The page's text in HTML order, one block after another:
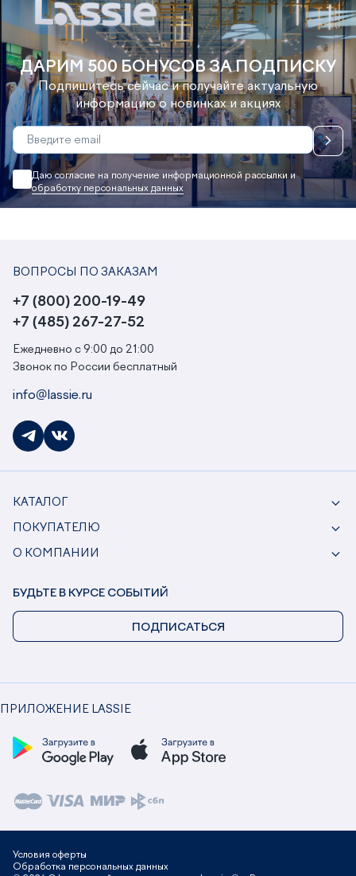
ДАРИМ 500 БОНУСОВ ЗА ПОДПИСКУ
Подпишитесь сейчас и получайте актуальную
информацию о новинках и акциях
Даю согласие на получение информационной рассылки и
обработку персональных данных
ВОПРОСЫ ПО ЗАКАЗАМ
+7 (800) 200-19-49
+7 (485) 267-27-52
Ежедневно с 9:00 до 21:00
Звонок по России бесплатный
info@lassie.ru
КАТАЛОГ
ПОКУПАТЕЛЮ
О КОМПАНИИ
ПРИЛОЖЕНИЕ LASSIE
БУДЬТЕ В КУРСЕ СОБЫТИЙ
ПОДПИСАТЬСЯ
Условия оферты
Обработка персональных данных